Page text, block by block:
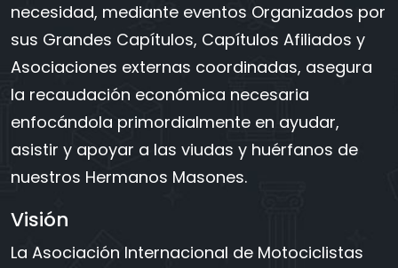
necesidad, mediante eventos Organizados por
sus Grandes Capítulos, Capítulos Afiliados y
Asociaciones externas coordinadas, asegura
la recaudación económica necesaria
enfocándola primordialmente en ayudar,
asistir y apoyar a las viudas y huérfanos de
nuestros Hermanos Masones.
Visión
La Asociación Internacional de Motociclistas